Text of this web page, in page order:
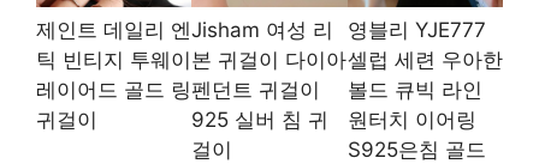
제인트 데일리 엔
틱 빈티지 투웨이
레이어드 골드 링
귀걸이
Jisham 여성 리
본 귀걸이 다이아
펜던트 귀걸이
925 실버 침 귀
걸이
영블리 YJE777
셀럽 세련 우아한
볼드 큐빅 라인
원터치 이어링
S925은침 골드